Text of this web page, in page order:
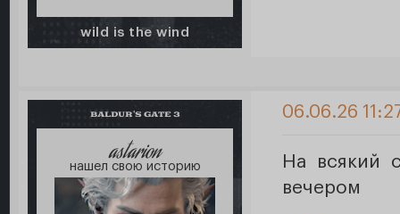
wild is the wind
BALDUR'S GATE 3
astarion
нашел свою историю
06.06.26
На всякий
вечером